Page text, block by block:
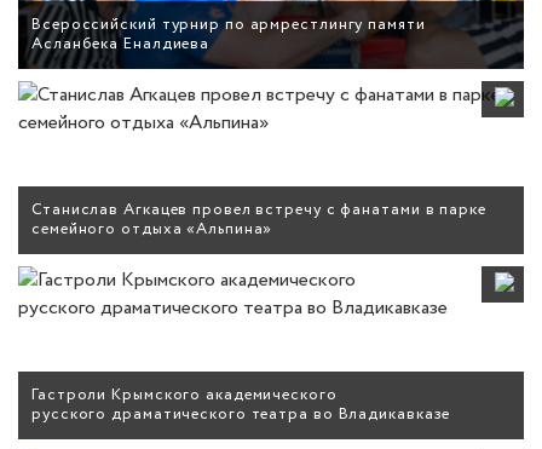
Всероссийский турнир по армрестлингу памяти
Асланбека Еналдиева
Станислав Агкацев провел встречу с фанатами в парке
семейного отдыха «Альпина»
Гастроли Крымского академического
русского драматического театра во Владикавказе